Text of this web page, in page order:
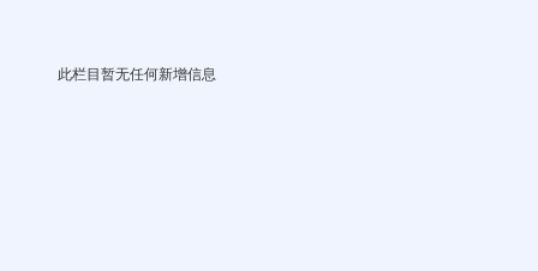
此栏目暂无任何新增信息